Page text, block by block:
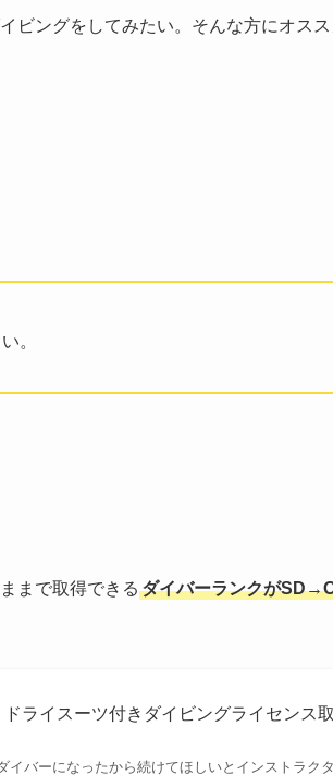
ビングをしてみたい。そんな方にオスス
。
まで取得できる ダイバーランクが
ライスーツ付きダイビングライセンス
イバーになったから続けてほしいとインストラク